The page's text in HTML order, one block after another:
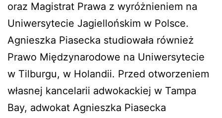
oraz Magistrat Prawa z wyróżnieniem na
Uniwersytecie Jagiellońskim w Polsce.
Agnieszka Piasecka studiowała również
Prawo Międzynarodowe na Uniwersytecie
w Tilburgu, w Holandii. Przed otworzeniem
własnej kancelarii adwokackiej w Tampa
Bay, adwokat Agnieszka Piasecka